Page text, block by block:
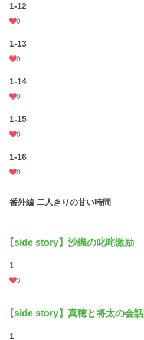
1-12
0
1-13
0
1-14
0
1-15
0
1-16
0
番外編 二人きりの甘い時間
【side story】沙織の叱咤激励
1
3
【side story】真穂と将太の会話
1